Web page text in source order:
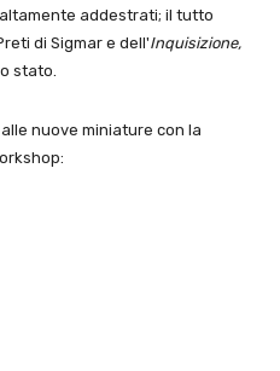
addestrati; il tutto
di Sigmar e dell'Inquisizione,
stato.
nuove miniature con la